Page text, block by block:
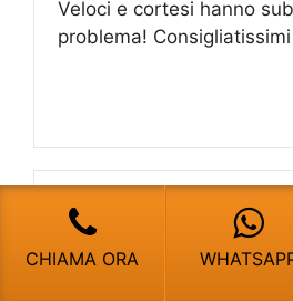
Veloci e cortesi hanno
problema! Consigliatissimi
Pronto
vero!
CHIAMA ORA